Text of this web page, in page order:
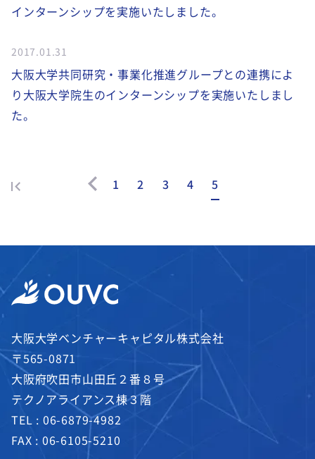
インターンシップを実施いたしました。
2017.01.31
大阪大学共同研究・事業化推進グループとの連携によ
り大阪大学院生のインターンシップを実施いたしまし
た。
1 2 3 4 5
大阪大学ベンチャーキャピタル株式会社
〒565-0871
大阪府吹田市山田丘２番８号
テクノアライアンス棟３階
TEL : 06-6879-4982
FAX : 06-6105-5210